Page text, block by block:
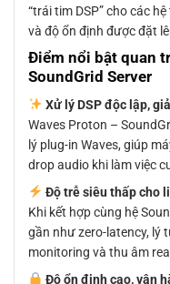
“trái tim DSP” cho các
và độ ổn định được đặt
Điểm nổi bật quan
SoundGrid Server
Xử lý DSP độc lập,
Waves Proton –
lý plug-in Waves, giúp
drop audio khi làm việc
Độ trễ siêu thấp cho
Khi kết hợp cùng hệ
gần như zero-latency, lý
monitoring và thu âm
Độ ổn định cao, vận